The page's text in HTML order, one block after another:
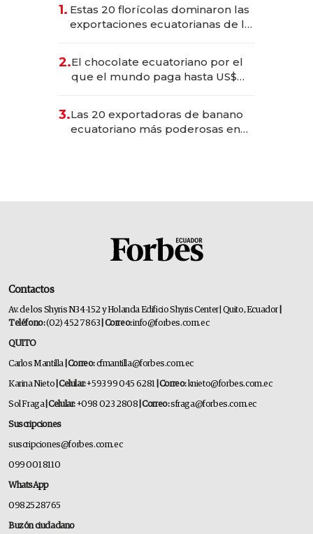
1. Estas 20 florícolas dominaron las
exportaciones ecuatorianas de la
2.El chocolate ecuatoriano por el
que el mundo paga hasta US$
3.Las 20 exportadoras de banano
ecuatoriano más poderosas en
Contactos
Av. de los Shyris N34-152 y Holanda Edificio Shyris Center | Quito, Ecuador
Teléfono:(02) 452 7863 | Correo:info@forbes.com.ec
QUITO
Carlos Mantilla | Correo:cfmantilla@forbes.com.ec
Karina Nieto | Celular:+593 99 045 6281 | Correo: knieto@forbes.com.ec
Sol Fraga | Celular:+098 023 2808 | Correo:sfraga@forbes.com.ec
Suscripciones
suscripciones@forbes.com.ec
099 001 8110
WhatsApp
0982528765
Buzón ciudadano